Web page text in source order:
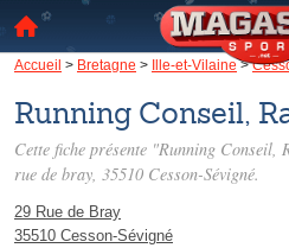
Accueil > Bretagne > Ille-et-Vilaine>
Running Conseil,
Cette fiche présente "Running Conseil,
rue de bray, 35510 Cesson-Sévigné.
29 Rue de Bray
35510 Cesson-Sévigné